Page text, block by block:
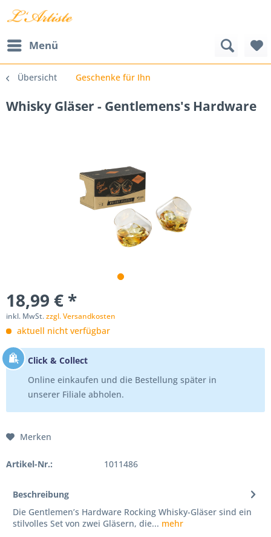
Menü
Übersicht Geschenke für Ihn
Whisky Gläser - Gentlemens's Hardware
18,99 € *
inkl. MwSt.zzgl. Versandkosten
aktuell nicht verfügbar
Click & Collect
Online einkaufen und die Bestellung später in
unserer Filiale abholen.
Merken
Artikel-Nr.: 1011486
Beschreibung
Die Gentlemen’s Hardware Rocking Whisky-Gläser sind ein
stilvolles Set von zwei Gläsern, die... mehr